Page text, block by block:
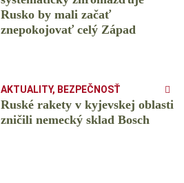
Rusko by mali začať
znepokojovať celý Západ
AKTUALITY, BEZPEČNOSŤ
Ruské rakety v kyjevskej oblasti
zničili nemecký sklad Bosch